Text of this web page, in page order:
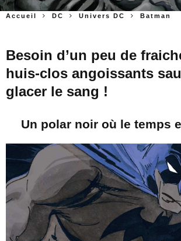
Accueil DC Univers DC Batman
Besoin d’un peu de
huis-clos angoissants
glacer le sang !
Un polar noir où le temps